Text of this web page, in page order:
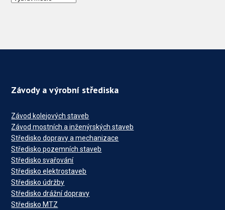
Závody a výrobní střediska
Závod kolejových staveb
Závod mostních a inženýrských staveb
Středisko dopravy a mechanizace
Středisko pozemních staveb
Středisko svařování
Středisko elektrostaveb
Středisko údržby
Středisko drážní dopravy
Středisko MTZ